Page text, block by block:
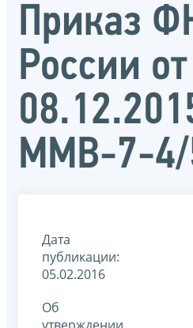
Приказ
России от
ММВ-7-4/
Дата
публикации:
05.02.2016
Об
утверждении